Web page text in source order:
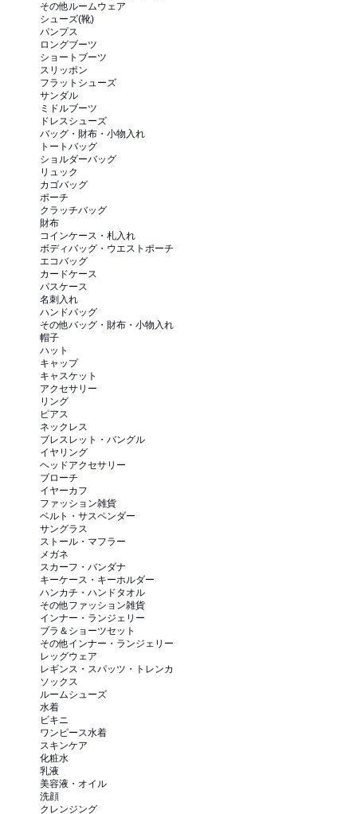
その他ルームウェア
シューズ(靴)
パンプス
ロングブーツ
ショートブーツ
スリッポン
フラットシューズ
サンダル
ミドルブーツ
ドレスシューズ
バッグ・財布・小物入れ
トートバッグ
ショルダーバッグ
リュック
カゴバッグ
ポーチ
クラッチバッグ
財布
コインケース・札入れ
ボディバッグ・ウエストポーチ
エコバッグ
カードケース
パスケース
名刺入れ
ハンドバッグ
その他バッグ・財布・小物入れ
帽子
ハット
キャップ
キャスケット
アクセサリー
リング
ピアス
ネックレス
ブレスレット・バングル
イヤリング
ヘッドアクセサリー
ブローチ
イヤーカフ
ファッション雑貨
ベルト・サスペンダー
サングラス
ストール・マフラー
メガネ
スカーフ・バンダナ
キーケース・キーホルダー
ハンカチ・ハンドタオル
その他ファッション雑貨
インナー・ランジェリー
ブラ＆ショーツセット
その他インナー・ランジェリー
レッグウェア
レギンス・スパッツ・トレンカ
ソックス
ルームシューズ
水着
ビキニ
ワンピース水着
スキンケア
化粧水
乳液
美容液・オイル
洗顔
クレンジング